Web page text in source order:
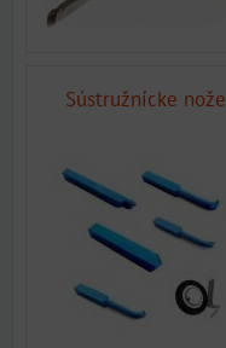
Sústružnícke nože